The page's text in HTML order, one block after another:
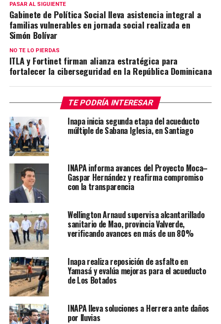
PASAR AL SIGUIENTE
Gabinete de Política Social lleva asistencia integral a
familias vulnerables en jornada social realizada en
Simón Bolívar
NO TE LO PIERDAS
ITLA y Fortinet firman alianza estratégica para
fortalecer la ciberseguridad en la República Dominicana
TE PODRÍA INTERESAR
Inapa inicia segunda etapa del acueducto
múltiple de Sabana Iglesia, en Santiago
INAPA informa avances del Proyecto Moca–
Gaspar Hernández y reafirma compromiso
con la transparencia
Wellington Arnaud supervisa alcantarillado
sanitario de Mao, provincia Valverde,
verificando avances en más de un 80%
Inapa realiza reposición de asfalto en
Yamasá y evalúa mejoras para el acueducto
de Los Botados
INAPA lleva soluciones a Herrera ante daños
por lluvias